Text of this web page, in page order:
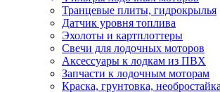
Транцевые плиты, гидрокрылья
Датчик уровня топлива
Эхолоты и картплоттеры
Cвечи для лодочных моторов
Аксессуары к лодкам из ПВХ
Запчасти к лодочным моторам
Краска, грунтовка, необростайка